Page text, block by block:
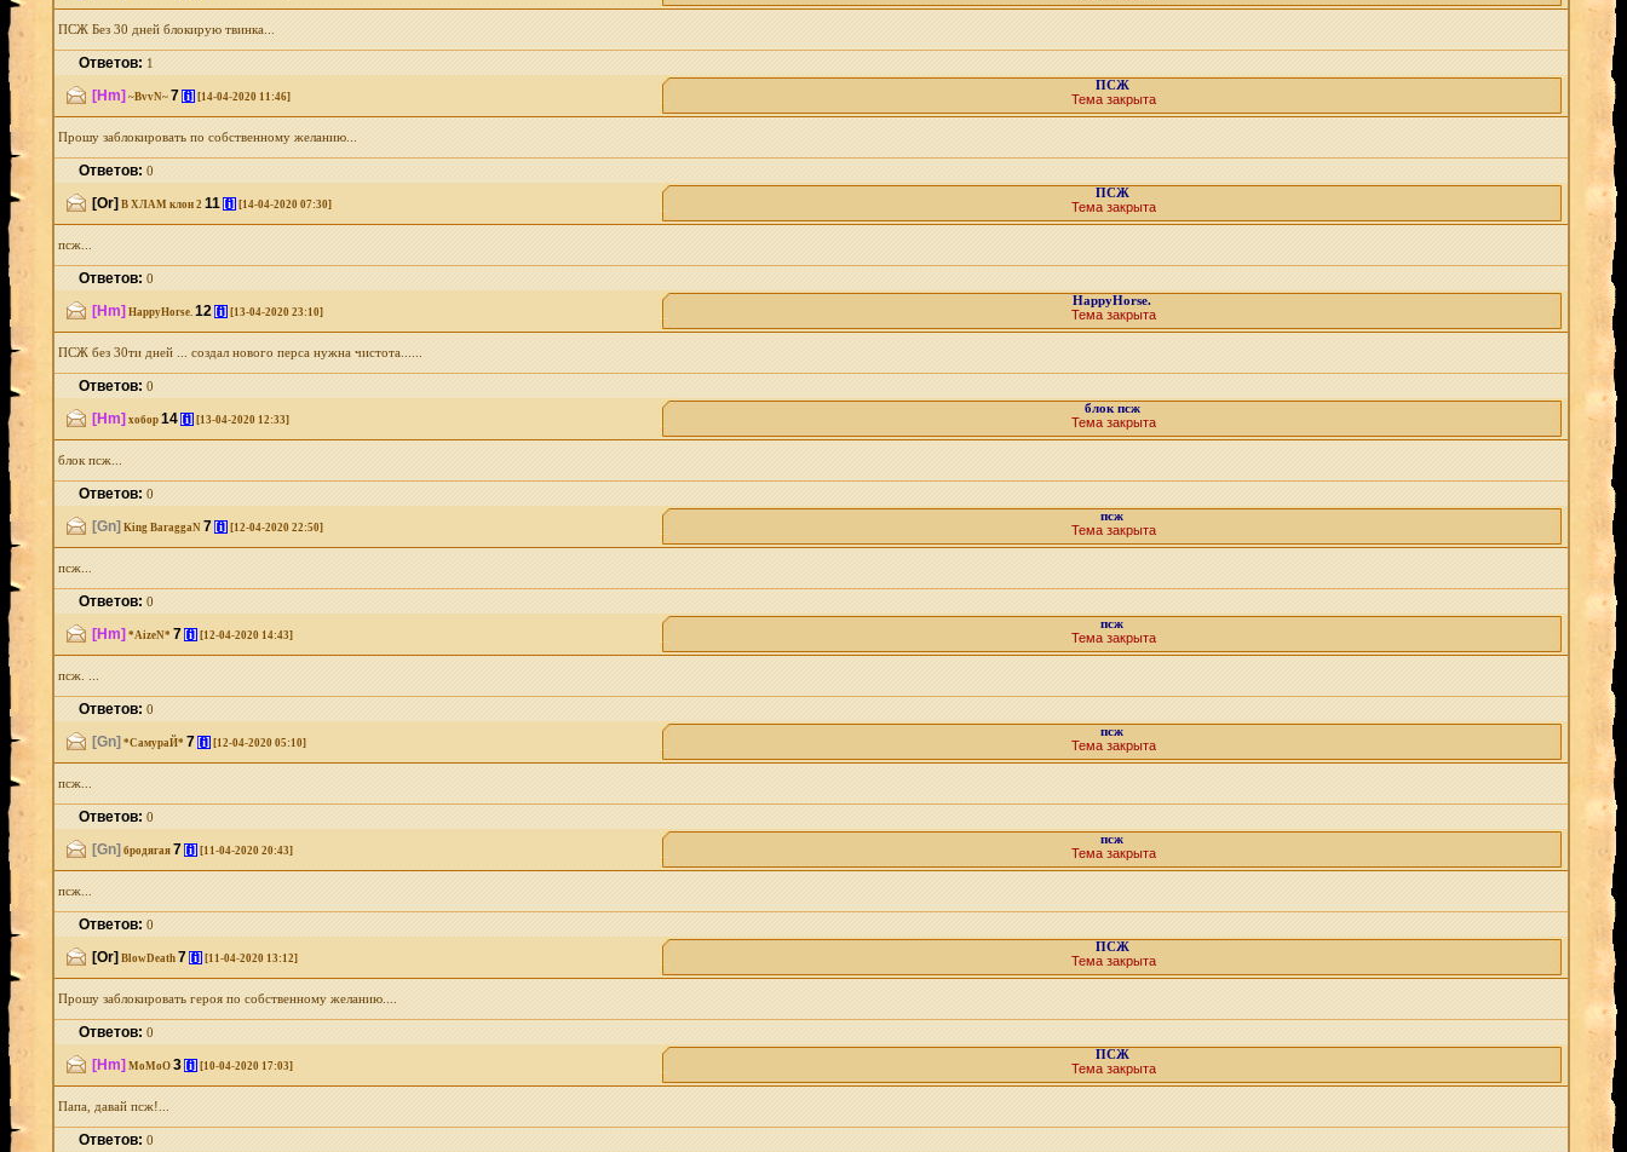
ПСЖ Без 30 дней блокирую твинка...
Ответов:1
[Hm] ~BvvN~ 7 [i] [14-04-2020 11:46]
ПСЖ
Тема закрыта
Прошу заблокировать по собственному желанию...
Ответов:0
[Or] В ХЛАМ клон 2 11 [i] [14-04-2020 07:30]
ПСЖ
Тема закрыта
псж...
Ответов:0
[Hm] HappyHorse. 12 [i] [13-04-2020 23:10]
HappyHorse.
Тема закрыта
ПСЖ без 30ти дней ... создал нового перса нужна чистота......
Ответов:0
[Hm] хобор 14 [i] [13-04-2020 12:33]
блок псж
Тема закрыта
блок псж...
Ответов:0
[Gn] King BaraggaN 7 [i] [12-04-2020 22:50]
псж
Тема закрыта
псж...
Ответов:0
[Hm] *AizeN* 7 [i] [12-04-2020 14:43]
псж
Тема закрыта
псж. ...
Ответов:0
[Gn] *СамураЙ* 7 [i] [12-04-2020 05:10]
псж
Тема закрыта
псж...
Ответов:0
[Gn] бродягая 7 [i] [11-04-2020 20:43]
псж
Тема закрыта
псж...
Ответов:0
[Or] BlowDeath 7 [i] [11-04-2020 13:12]
ПСЖ
Тема закрыта
Прошу заблокировать героя по собственному желанию....
Ответов:0
[Hm] MoMoO 3 [i] [10-04-2020 17:03]
ПСЖ
Тема закрыта
Папа, давай псж!...
Ответов:0